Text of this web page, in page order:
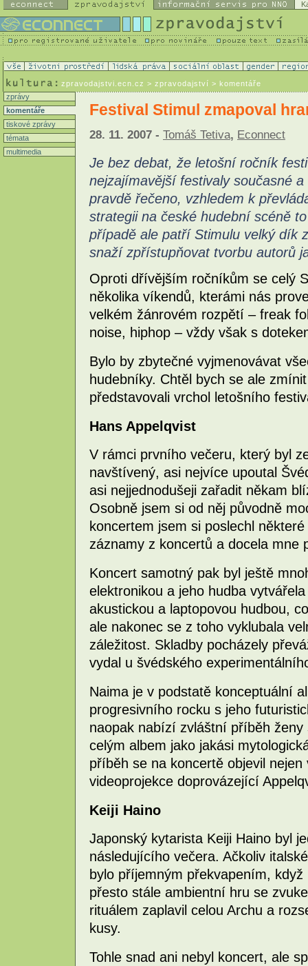
zpravodajstvi.ecn.cz > zpravodajství > komentáře
zprávy
komentáře
tiskové zprávy
témata
multimedia
Festival Stimul zmapoval
28. 11. 2007 - Tomáš Tetiva, Econnect
Je bez debat, že letošní ročník
nejzajímavější festivaly současné
pravdě řečeno, vzhledem k
strategii na české hudební scéně
případě ale patří Stimulu velký dík
snaží zpřístupňovat tvorbu autorů
Oproti dřívějším ročníkům se celý
několika víkendů, kterámi nás
velkém žánrovém rozpětí – freak
noise, hiphop – vždy však s
Bylo by zbytečné vyjmenovávat
hudebníky. Chtěl bych se ale
představovali vrchol letošního
Hans Appelqvist
V rámci prvního večeru, který byl
navštívený, asi nejvíce upoutal
asi nejjednodušeji zařadit někam
Osobně jsem si od něj původně
koncertem jsem si poslechl
záznamy z koncertů a docela mne
Koncert samotný pak byl ještě
elektronikou a jeho hudba
akustickou a laptopovou hudbou,
ale nakonec se z toho vyklubala
záležitost. Skladby pocházely
vydal u švédského
Naima je v podstatě konceptuální
progresivního rocku s jeho
naopak nabízí zvláštní příběh
celým albem jako jakási
příběh se na koncertě objevil
videoprojekce doprovázející
Keiji Haino
Japonský kytarista Keiji Haino byl
následujícího večera. Ačkoliv
bylo příjemným překvapením,
přesto stále ambientní hru se
rituálem zaplavil celou Archu a
kusy.
Tohle snad ani nebyl koncert, ale